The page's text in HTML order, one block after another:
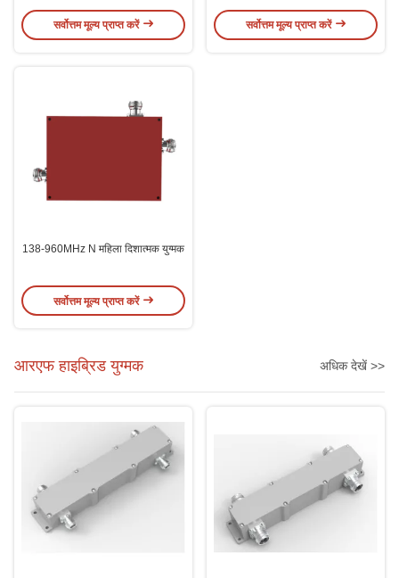
सर्वोत्तम मूल्य प्राप्त करें सर्वोत्तम मूल्य प्राप्त करें
138-960MHz N महिला दिशात्मक युग्मक
सर्वोत्तम मूल्य प्राप्त करें
आरएफ हाइब्रिड युग्मक अधिक देखें >>